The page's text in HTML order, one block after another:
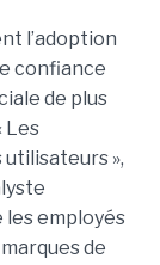
l’adoption
confiance
de plus
Les
»,
les employés
de